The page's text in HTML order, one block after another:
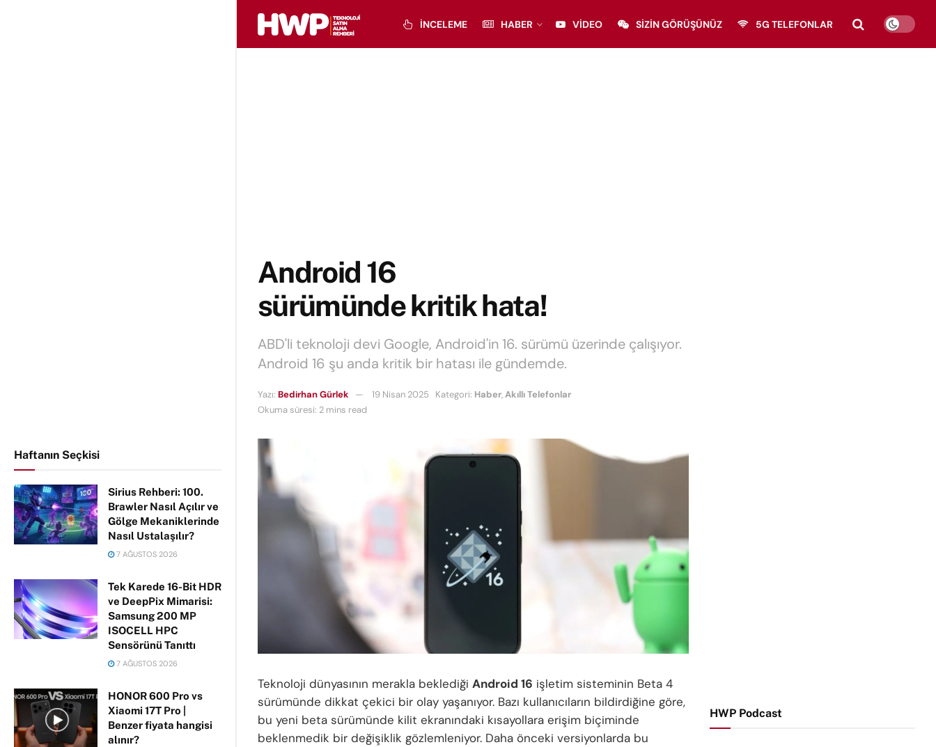
Haftanın Seçkisi
Sirius Rehberi: 100.
Brawler Nasıl Açılır ve
Gölge Mekaniklerinde
Nasıl Ustalaşılır?
7 AĞUSTOS 2026
Tek Karede 16-Bit HDR
ve DeepPix Mimarisi:
Samsung 200 MP
ISOCELL HPC
Sensörünü Tanıttı
7 AĞUSTOS 2026
HONOR 600 Pro vs
Xiaomi 17T Pro |
Benzer fiyata hangisi
alınır?
İNCELEME HABER VIDEO SIZIN GÖRÜŞÜNÜZ 5G TELEFONLAR
Android 16
sürümünde kritik hata!
ABD'li teknoloji devi Google, Android'in 16. sürümü üzerinde çalışıyor.
Android 16 şu anda kritik bir hatası ile gündemde.
Yazı: Bedirhan Gürlek 19 Nisan 2025 Kategori: Haber,Akıllı Telefonlar
Okuma süresi: 2 mins read
Teknoloji dünyasının merakla beklediği Android 16 işletim sisteminin Beta 4
sürümünde dikkat çekici bir olay yaşanıyor. Bazı kullanıcıların bildirdiğine göre,
bu yeni beta sürümünde kilit ekranındaki kısayollara erişim biçiminde
beklenmedik bir değişiklik gözlemleniyor. Daha önceki versiyonlarda bu
HWP Podcast